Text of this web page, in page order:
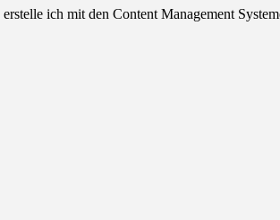
erstelle ich mit den Content Management